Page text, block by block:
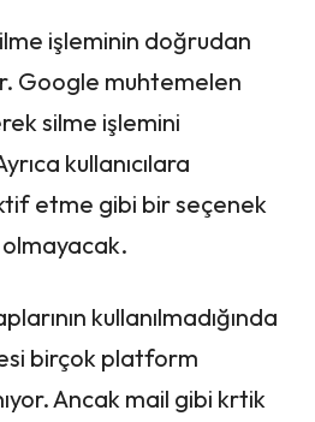
işleminin doğrudan
Google muhtemelen
silme işlemini
kullanıcılara
etme gibi bir seçenek
olmayacak.
kullanılmadığında
birçok platform
Ancak mail gibi krtik